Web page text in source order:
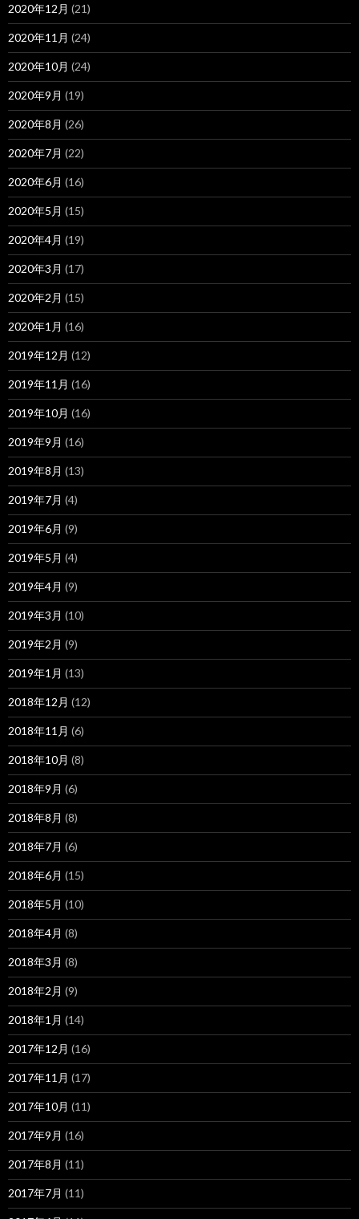
2020年12月 (21)
2020年11月 (24)
2020年10月 (24)
2020年9月 (19)
2020年8月 (26)
2020年7月 (22)
2020年6月 (16)
2020年5月 (15)
2020年4月 (19)
2020年3月 (17)
2020年2月 (15)
2020年1月 (16)
2019年12月 (12)
2019年11月 (16)
2019年10月 (16)
2019年9月 (16)
2019年8月 (13)
2019年7月 (4)
2019年6月 (9)
2019年5月 (4)
2019年4月 (9)
2019年3月 (10)
2019年2月 (9)
2019年1月 (13)
2018年12月 (12)
2018年11月 (6)
2018年10月 (8)
2018年9月 (6)
2018年8月 (8)
2018年7月 (6)
2018年6月 (15)
2018年5月 (10)
2018年4月 (8)
2018年3月 (8)
2018年2月 (9)
2018年1月 (14)
2017年12月 (16)
2017年11月 (17)
2017年10月 (11)
2017年9月 (16)
2017年8月 (11)
2017年7月 (11)